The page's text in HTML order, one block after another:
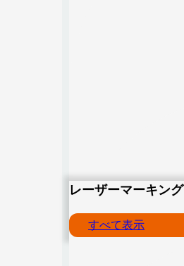
レーザーマーキング
すべて表示